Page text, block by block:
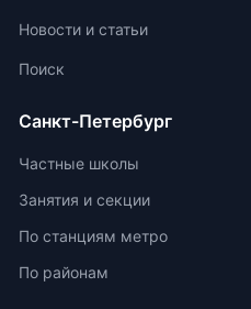
Новости и статьи
Поиск
Санкт-Петербург
Частные школы
Занятия и секции
По станциям метро
По районам